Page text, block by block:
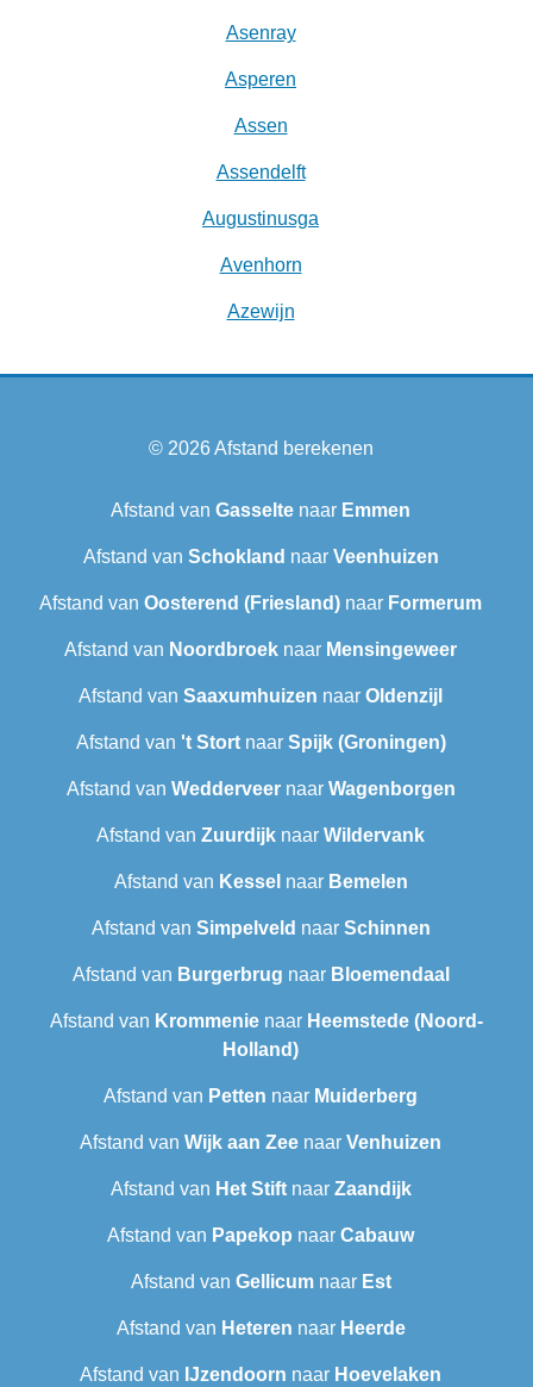
Asenray
Asperen
Assen
Assendelft
Augustinusga
Avenhorn
Azewijn
© 2026Afstand berekenen
Afstand van Gasselte naar Emmen
Afstand van Schokland naar Veenhuizen
Afstand van Oosterend (Friesland) naar Formerum
Afstand van Noordbroek naar Mensingeweer
Afstand van Saaxumhuizen naar Oldenzijl
Afstand van 't Stortnaar Spijk (Groningen)
Afstand van Wedderveernaar Wagenborgen
Afstand van Zuurdijk naar Wildervank
Afstand van Kessel naar Bemelen
Afstand van Simpelveld naar Schinnen
Afstand van Burgerbrug naar Bloemendaal
Afstand van Krommenie naar Heemstede (Noord-
Holland)
Afstand van Petten naar Muiderberg
Afstand van Wijk aan Zee naar Venhuizen
Afstand van Het Stiftnaar Zaandijk
Afstand van Papekop naar Cabauw
Afstand van Gellicumnaar Est
Afstand van Heteren naar Heerde
Afstand van IJzendoorn naar Hoevelaken